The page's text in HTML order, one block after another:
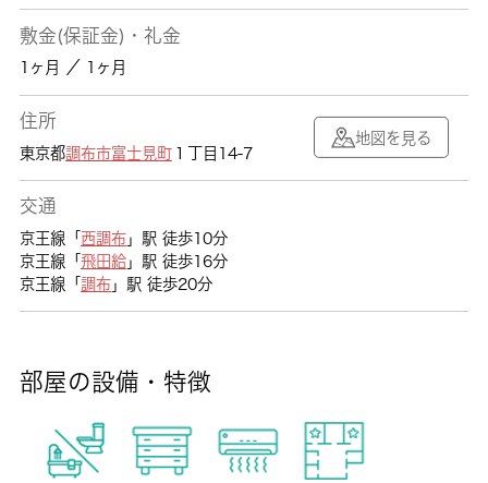
敷金(保証金)・礼金
1ヶ月 ／ 1ヶ月
住所
東京都調布市富士見町１丁目14-7
地図を見る
交通
京王線「 西調布」駅 徒歩10分
京王線「 飛田給」駅 徒歩16分
京王線「 調布」駅 徒歩20分
部屋の設備・特徴